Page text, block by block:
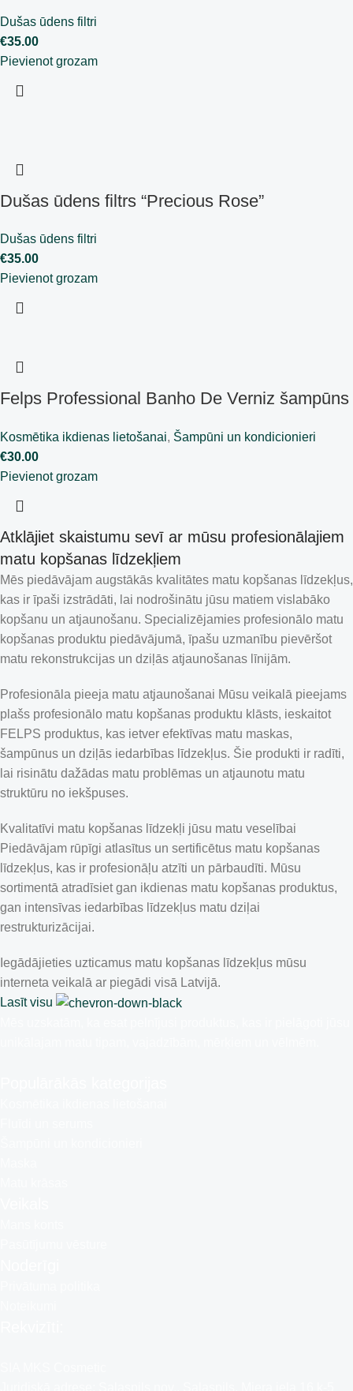
Dušas ūdens filtri
€35.00
Pievienot grozam
Dušas ūdens filtrs “Precious Rose”
Dušas ūdens filtri
€35.00
Pievienot grozam
Felps Professional Banho De Verniz šampūns
Kosmētika ikdienas lietošanai, Šampūni un kondicionieri
€30.00
Pievienot grozam
Atklājiet skaistumu sevī ar mūsu profesionālajiem
matu kopšanas līdzekļiem
Mēs piedāvājam augstākās kvalitātes matu kopšanas līdzekļus,
kas ir īpaši izstrādāti, lai nodrošinātu jūsu matiem vislabāko
kopšanu un atjaunošanu. Specializējamies profesionālo matu
kopšanas produktu piedāvājumā, īpašu uzmanību pievēršot
matu rekonstrukcijas un dziļās atjaunošanas līnijām.
Profesionāla pieeja matu atjaunošanai Mūsu veikalā pieejams
plašs profesionālo matu kopšanas produktu klāsts, ieskaitot
FELPS produktus, kas ietver efektīvas matu maskas,
šampūnus un dziļās iedarbības līdzekļus. Šie produkti ir radīti,
lai risinātu dažādas matu problēmas un atjaunotu matu
struktūru no iekšpuses.
Kvalitatīvi matu kopšanas līdzekļi jūsu matu veselībai
Piedāvājam rūpīgi atlasītus un sertificētus matu kopšanas
līdzekļus, kas ir profesionāļu atzīti un pārbaudīti. Mūsu
sortimentā atradīsiet gan ikdienas matu kopšanas produktus,
gan intensīvas iedarbības līdzekļus matu dziļai
restrukturizācijai.
Iegādājieties uzticamus matu kopšanas līdzekļus mūsu
interneta veikalā ar piegādi visā Latvijā.
Lasīt visu